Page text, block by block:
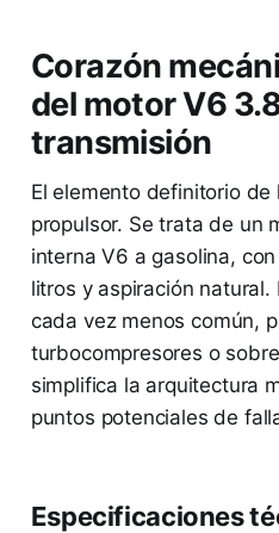
Corazón
del motor V6
transmisión
El elemento definitorio de
propulsor. Se trata de un
interna V6 a gasolina,
litros y aspiración natural.
cada vez menos común,
turbocompresores o
simplifica la arquitectura
puntos potenciales de
Especificaciones